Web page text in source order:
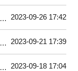
2023-09-26 17:42
2023-09-21 17:39
2023-09-18 17:04